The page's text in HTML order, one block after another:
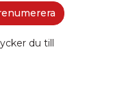
du till